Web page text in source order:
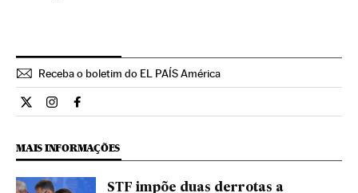
Receba o boletim do EL PAÍS América
Opiniao El País Brasil en Twitter
Opiniao El País Brasil en Instagram
Opiniao El País Brasil en Facebook
MAIS INFORMAÇÕES
STF impõe duas derrotas a